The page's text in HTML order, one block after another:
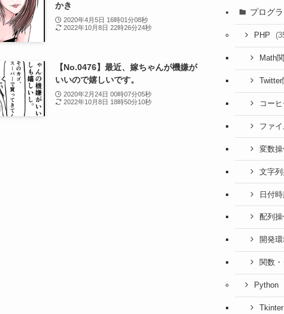
かき
2020年4月5日 16時01分08秒
2022年10月8日 22時26分24秒
【No.0476】最近、嫁ちゃんが機嫌が
いいので嬉しいです。
2020年2月24日 00時07分05秒
2022年10月8日 18時50分10秒
プログ
PHP
Math
コー
ファ
変数
文字
日付時
配列
開発
関数
Python
Tkinter